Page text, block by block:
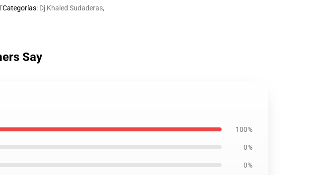
Categorías: Dj Khaled Sudaderas,
Say
100%
0%
0%